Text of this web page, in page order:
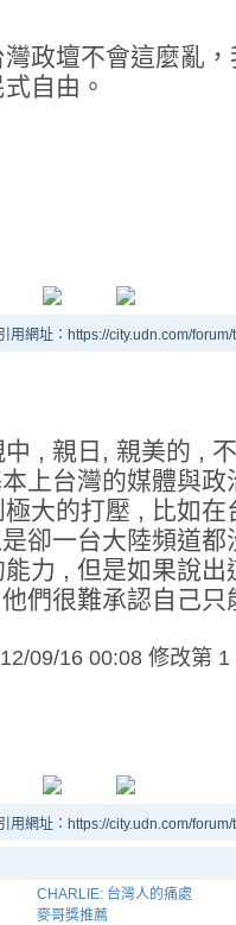
灣政壇不會這麼亂
自由。
用網址：https://city.udn.com/
中 , 親日, 親美的 ,
上台灣的媒體與
極大的打壓 , 比如
卻一台大陸頻道
能力 , 但是如果說
們很難承認自己
09/16 00:08 修改第 1
用網址：https://city.udn.com/
CHARLIE: 台灣人的痛處
麥哥獎推薦